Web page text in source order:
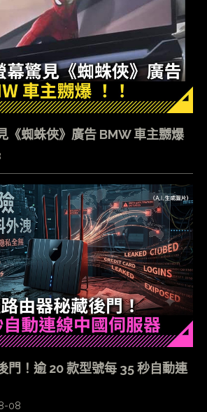
《蜘蛛俠》廣告 BMW 車主嬲爆
門！逾 20 款型號每 35 秒自動連
08